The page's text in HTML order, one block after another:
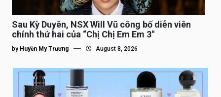
Sau Kỳ Duyên, NSX Will Vũ công bố diễn viên
chính thứ hai của “Chị Chị Em Em 3″
by Huyền My Trương August 8, 2026